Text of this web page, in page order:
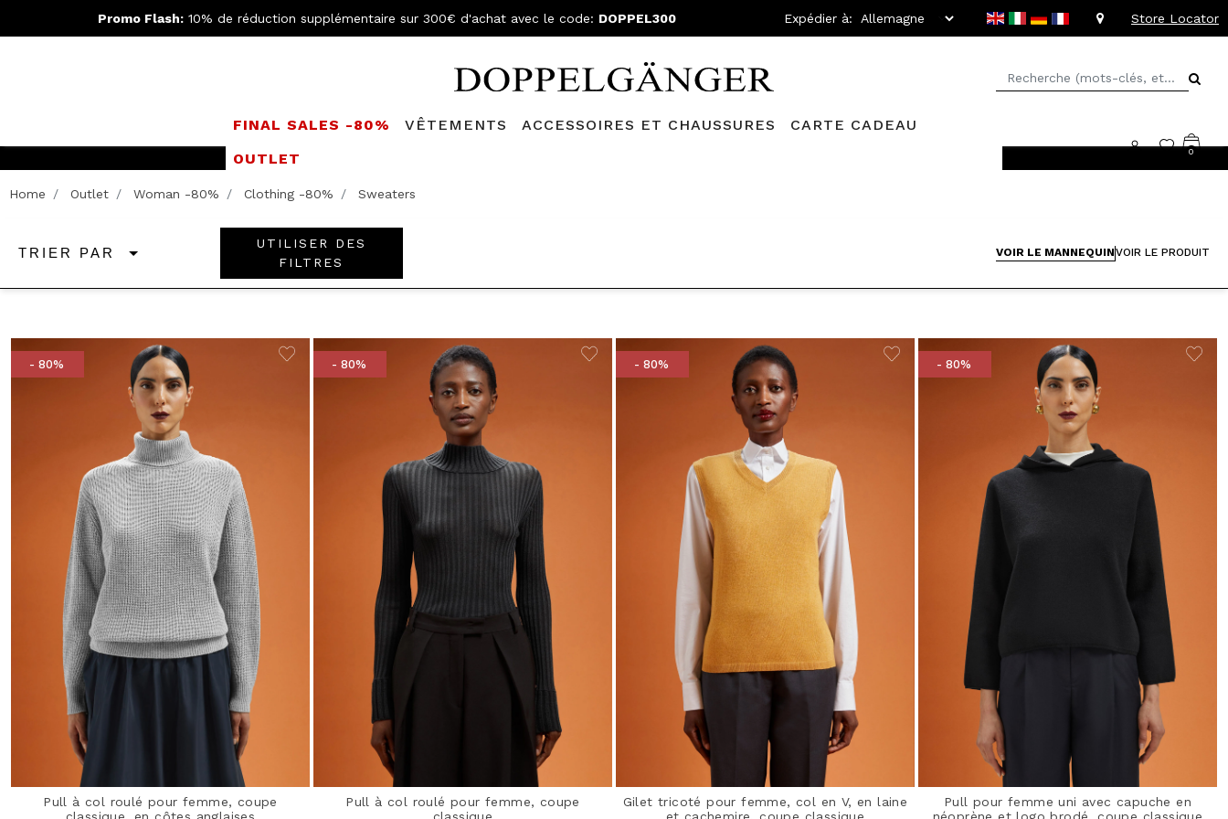
Promo Flash: 10% de réduction supplémentaire sur 300€ d'achat avec le code: DOPPEL300 Expédier à: Store Locator
FINAL SALES -80% VÊTEMENTS ACCESSOIRES ET CHAUSSURES
CARTE CADEAU
OUTLET
0
Rejoignez le
Home Outlet Woman -80% Clothing -80% Sweaters
TRIER PAR
UTILISER DES
FILTRES
VOIR LE MANNEQUINVOIR LE PRODUIT
- 80%
Pull à col roulé pour femme, coupe
- 80%
Pull à col roulé pour femme, coupe
- 80%
Gilet tricoté pour femme, col en V, en laine
- 80%
Pull pour femme uni avec capuche en